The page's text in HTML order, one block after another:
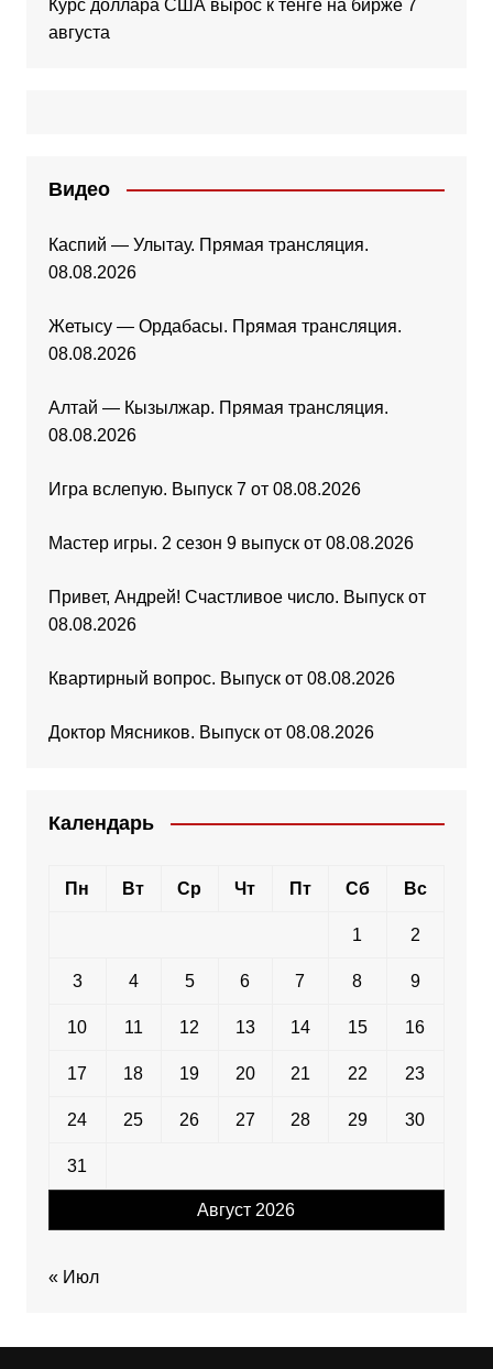
Курс доллара США вырос к тенге на бирже 7
августа
Видео
Каспий — Улытау. Прямая трансляция.
08.08.2026
Жетысу — Ордабасы. Прямая трансляция.
08.08.2026
Алтай — Кызылжар. Прямая трансляция.
08.08.2026
Игра вслепую. Выпуск 7 от 08.08.2026
Мастер игры. 2 сезон 9 выпуск от 08.08.2026
Привет, Андрей! Счастливое число. Выпуск от
08.08.2026
Квартирный вопрос. Выпуск от 08.08.2026
Доктор Мясников. Выпуск от 08.08.2026
Календарь
Август 2026
Пн Вт Ср Чт Пт Сб Вс
1 2
3 4 5 6 7 8 9
10 11 12 13 14 15 16
17 18 19 20 21 22 23
24 25 26 27 28 29 30
31
« Июл